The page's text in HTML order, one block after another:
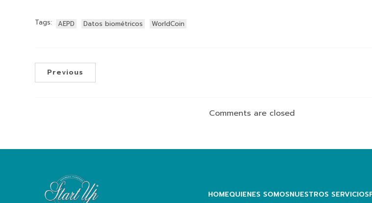
Tags: AEPD Datos biométricos WorldCoin
Previous
Comments are closed
HOMEQUIENES SOMOSNUESTROS SERVICIOS